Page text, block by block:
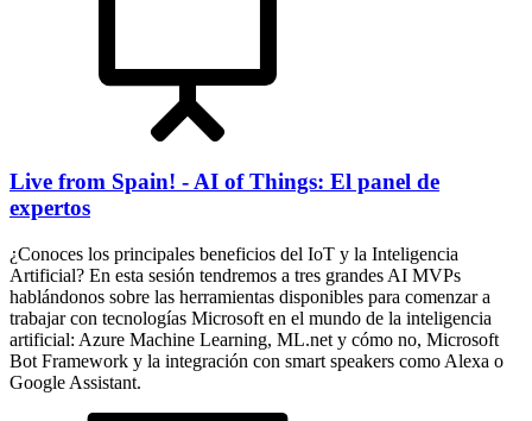
Live from Spain! - AI of Things: El panel de
expertos
¿Conoces los principales beneficios del IoT y la Inteligencia
Artificial? En esta sesión tendremos a tres grandes AI MVPs
hablándonos sobre las herramientas disponibles para comenzar a
trabajar con tecnologías Microsoft en el mundo de la inteligencia
artificial: Azure Machine Learning, ML.net y cómo no, Microsoft
Bot Framework y la integración con smart speakers como Alexa o
Google Assistant.